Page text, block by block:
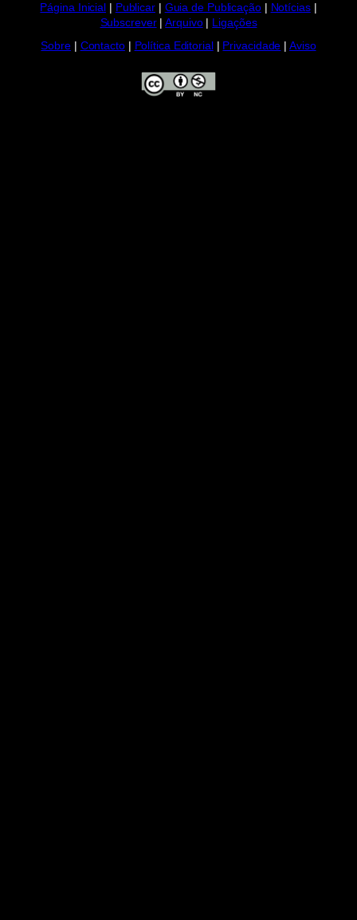
Página Inicial | Publicar| Guia de Publicação| Notícias|
Subscrever|Arquivo| Ligações
Sobre| Contacto| Política Editorial| Privacidade |Aviso